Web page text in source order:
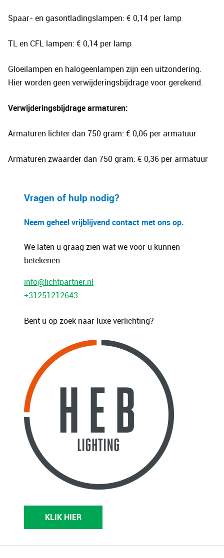
Spaar- en gasontladingslampen: € 0,14 per lamp
TL en CFL lampen: € 0,14 per lamp
Gloeilampen en halogeenlampen zijn een uitzondering.
Hier worden geen verwijderingsbijdrage voor gerekend.
Verwijderingsbijdrage armaturen:
Armaturen lichter dan 750 gram: € 0,06 per armatuur
Armaturen zwaarder dan 750 gram: € 0,36 per armatuur
Vragen of hulp nodig?
Neem geheel vrijblijvend contact met ons op.
We laten u graag zien wat we voor u kunnen
betekenen.
info@lichtpartner.nl
+31251212643
Bent u op zoek naar luxe verlichting?
KLIK HIER